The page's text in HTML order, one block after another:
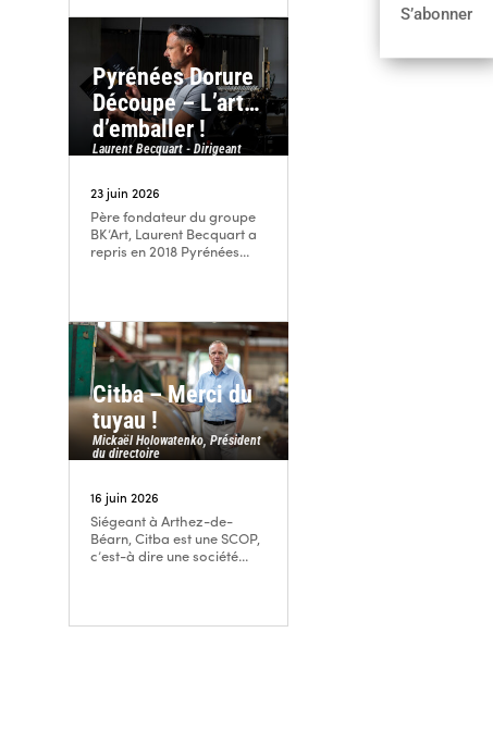
S’abonner
Pyrénées Dorure
Découpe – L’art…
d’emballer !
Laurent Becquart - Dirigeant
23 juin 2026
Père fondateur du groupe
BK’Art, Laurent Becquart a
repris en 2018 Pyrénées...
Citba – Merci du
tuyau !
Mickaël Holowatenko, Président
du directoire
16 juin 2026
Siégeant à Arthez-de-
Béarn, Citba est une SCOP,
c’est-à dire une société...